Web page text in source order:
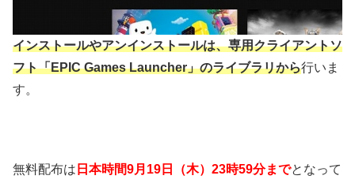
インストールやアンインストールは、専用クライアントソ
フト「EPIC Games Launcher」のライブラリから行いま
す。
無料配布は 日本時間9月19日（木）23時59分までとなって